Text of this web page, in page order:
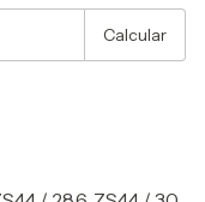
Calcular